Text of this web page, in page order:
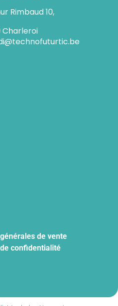
de vente
confidentialité
Rimbaud 10,
Charleroi